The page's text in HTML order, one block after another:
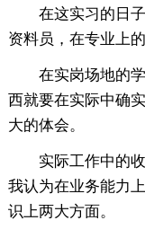
在这实习的日
资料员，在专业上
在实岗场地的
西就要在实际中确
大的体会。
实际工作中的
我认为在业务能力
识上两大方面。